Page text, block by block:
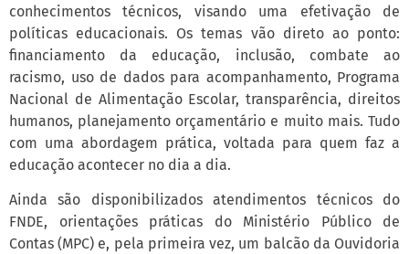
conhecimentos técnicos, visando uma efetivação de
políticas educacionais. Os temas vão direto ao ponto:
financiamento da educação, inclusão, combate ao
racismo, uso de dados para acompanhamento, Programa
Nacional de Alimentação Escolar, transparência, direitos
humanos, planejamento orçamentário e muito mais. Tudo
com uma abordagem prática, voltada para quem faz a
educação acontecer no dia a dia.
Ainda são disponibilizados atendimentos técnicos do
FNDE, orientações práticas do Ministério Público de
Contas (MPC) e, pela primeira vez, um balcão da Ouvidoria